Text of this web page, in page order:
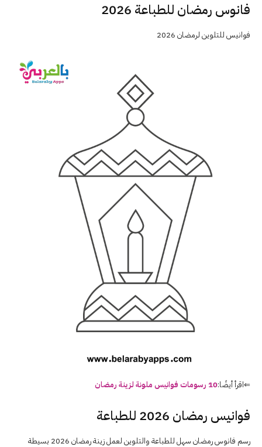
فانوس رمضان للطباعة 2026
فوانيس للتلوين لرمضان 2026
⇐اقرأ أيضًا:10 رسومات فوانيس ملونة لزينة رمضان
فوانيس رمضان 2026 للطباعة
رسم فانوس رمضان سهل للطباعة والتلوين لعمل زينة رمضان 2026 بسيطة